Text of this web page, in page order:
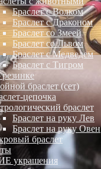
Браслет с Волком
Браслет с Драконом
Браслет со Змеей
Браслет со Львом
Браслет с Медведем
Браслет с Тигром
браслет (сет)
цепочка
браслет
Браслет на руку Лев
Браслет на руку Овен
браслет
украшения